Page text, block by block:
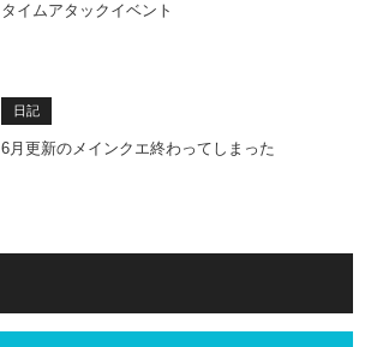
タイムアタックイベント
日記
6月更新のメインクエ終わってしまった